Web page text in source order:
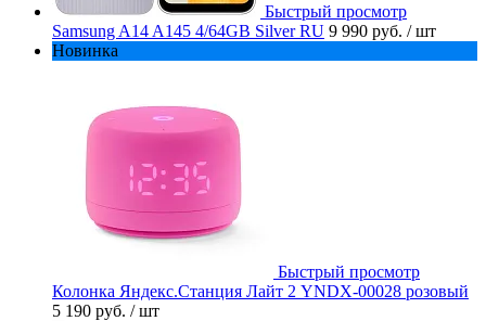
Быстрый просмотр
Samsung A14 A145 4/64GB Silver RU 9 990 руб. / шт
Новинка
Быстрый просмотр
Колонка Яндекс.Станция Лайт 2 YNDX-00028 розовый
5 190 руб. / шт